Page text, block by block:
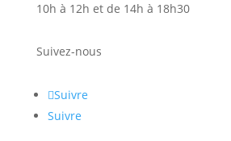
10h à 12h et de 14h à 18h30
Suivez-nous
Suivre
Suivre